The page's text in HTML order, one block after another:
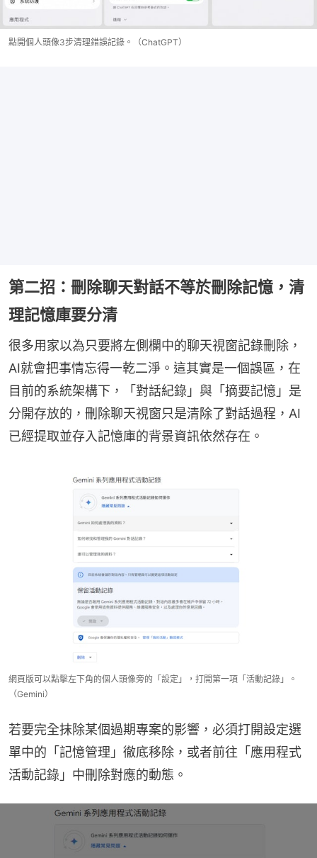
點開個人頭像3步清理錯誤記錄。（ChatGPT）
第二招：刪除聊天對話不等於刪除記憶，清
理記憶庫要分清
很多用家以為只要將左側欄中的聊天視窗記錄刪除，
AI就會把事情忘得一乾二淨。這其實是一個誤區，在
目前的系統架構下，「對話紀錄」與「摘要記憶」是
分開存放的，刪除聊天視窗只是清除了對話過程，AI
已經提取並存入記憶庫的背景資訊依然存在。
網頁版可以點擊左下角的個人頭像旁的「設定」，打開第一項「活動記錄」。
（Gemini）
若要完全抹除某個過期專案的影響，必須打開設定選
單中的「記憶管理」徹底移除，或者前往「應用程式
活動記錄」中刪除對應的動態。